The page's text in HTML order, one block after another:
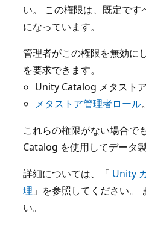
い。 この権限は、既定で
になっています。
管理者がこの権限を無効に
を要求できます。
Unity Catalog メタスト
メタストア管理者ロール。
これらの権限がない場合
Catalog を使用してデータ
詳細については、「 Unity
理 」を参照してください。
い。